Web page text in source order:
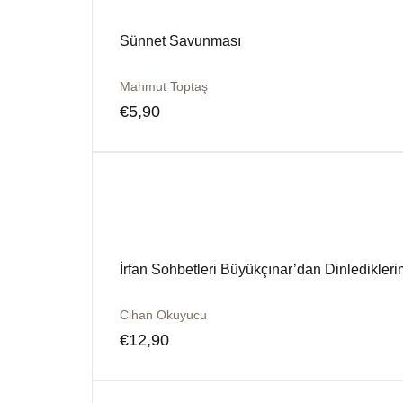
Sünnet Savunması
Mahmut Toptaş
€5,90
İrfan Sohbetleri Büyükçınar’dan
Cihan Okuyucu
€12,90